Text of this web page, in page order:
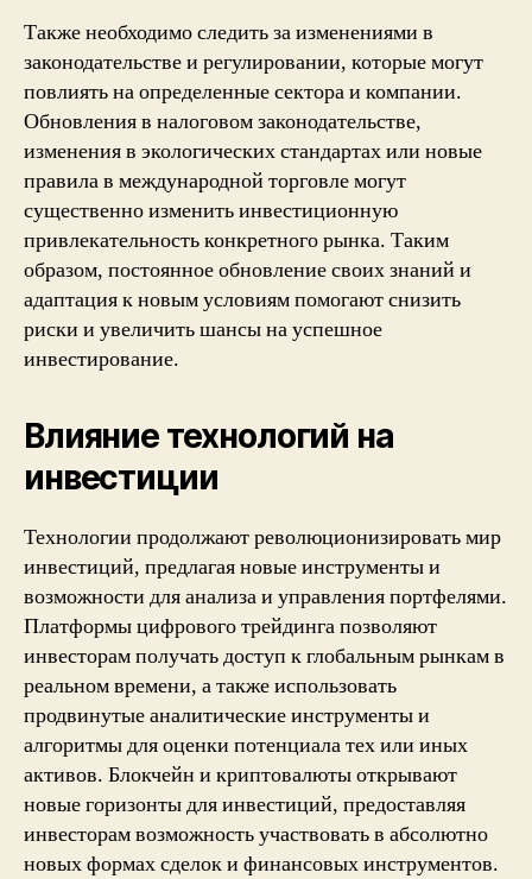
Также необходимо следить за изменениями в
законодательстве и регулировании, которые могут
повлиять на определенные сектора и компании.
Обновления в налоговом законодательстве,
изменения в экологических стандартах или новые
правила в международной торговле могут
существенно изменить инвестиционную
привлекательность конкретного рынка. Таким
образом, постоянное обновление своих знаний и
адаптация к новым условиям помогают снизить
риски и увеличить шансы на успешное
инвестирование.
Влияние технологий на
инвестиции
Технологии продолжают революционизировать мир
инвестиций, предлагая новые инструменты и
возможности для анализа и управления портфелями.
Платформы цифрового трейдинга позволяют
инвесторам получать доступ к глобальным рынкам в
реальном времени, а также использовать
продвинутые аналитические инструменты и
алгоритмы для оценки потенциала тех или иных
активов. Блокчейн и криптовалюты открывают
новые горизонты для инвестиций, предоставляя
инвесторам возможность участвовать в абсолютно
новых формах сделок и финансовых инструментов.